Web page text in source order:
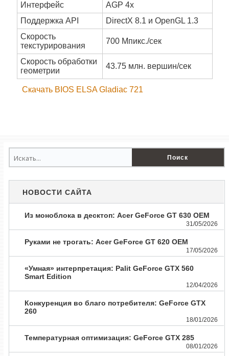
Интерфейс
AGP 4x
Поддержка API
DirectX 8.1 и OpenGL 1.3
Скорость
текстурирования
700 Мпикс./сек
Скорость обработки
геометрии
43.75 млн. вершин/сек
Скачать BIOS ELSA Gladiac 721
НОВОСТИ САЙТА
Из моноблока в десктоп: Acer GeForce GT 630 OEM
31/05/2026
Руками не трогать: Acer GeForce GT 620 OEM
17/05/2026
«Умная» интерпретация: Palit GeForce GTX 560
Smart Edition
12/04/2026
Конкуренция во благо потребителя: GeForce GTX
260
18/01/2026
Температурная оптимизация: GeForce GTX 285
08/01/2026